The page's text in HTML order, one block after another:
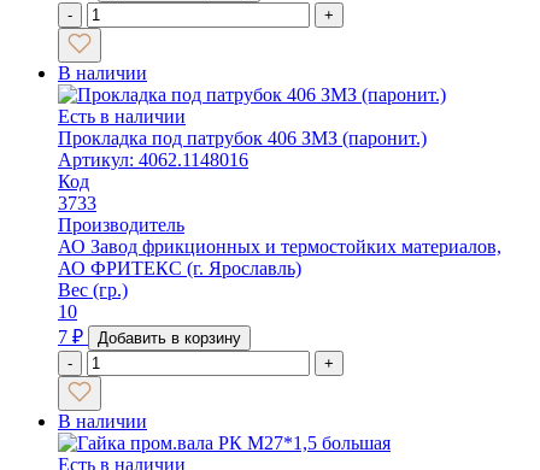
-
+
В наличии
Есть в наличии
Прокладка под патрубок 406 ЗМЗ (паронит.)
Артикул: 4062.1148016
Код
3733
Производитель
АО Завод фрикционных и термостойких материалов,
АО ФРИТЕКС (г. Ярославль)
Вес (гр.)
10
7 ₽
Добавить в корзину
-
+
В наличии
Есть в наличии